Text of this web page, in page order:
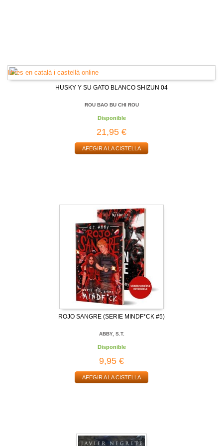
HUSKY Y SU GATO BLANCO SHIZUN 04
ROU BAO BU CHI ROU
Disponible
21,95 €
AFEGIR A LA CISTELLA
ROJO SANGRE (SERIE MINDF*CK #5)
ABBY, S.T.
Disponible
9,95 €
AFEGIR A LA CISTELLA